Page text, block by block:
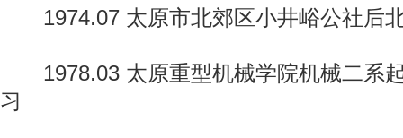
1974.07 太原市北郊区小井峪公社后
1978.03 太原重型机械学院机械二系
习